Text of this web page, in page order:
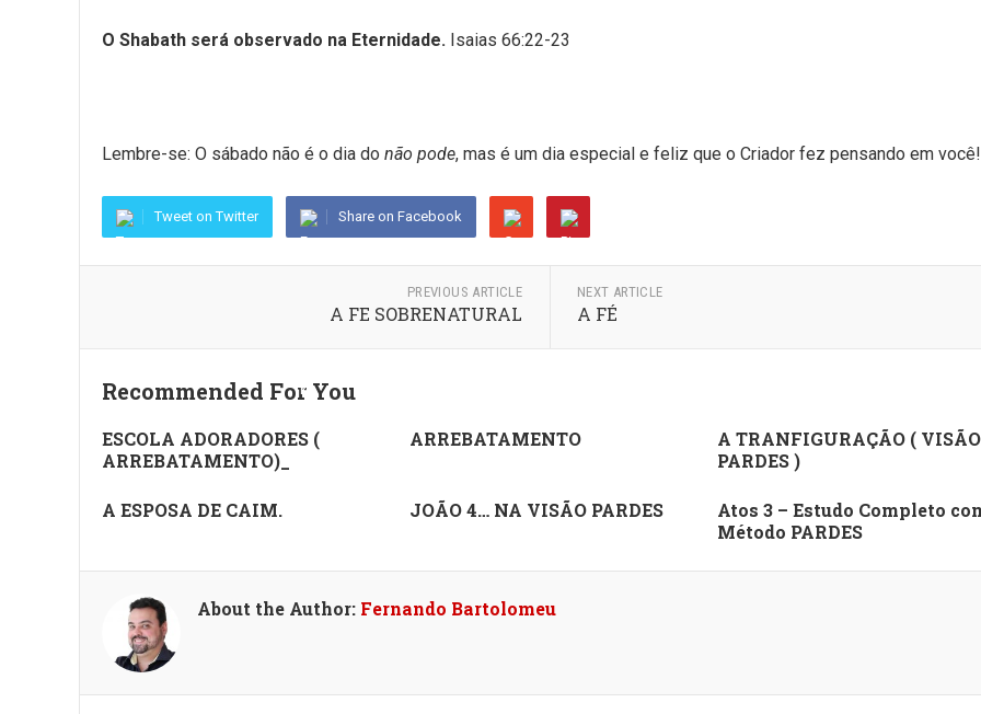
O Shabath será observado na Eternidade. Isaias 66:22-23
Lembre-se: O sábado não é o dia do não pode, mas é um dia especial e feliz que o Criador fez pensando em você!
Tweet on Twitter Share on Facebook
PREVIOUS ARTICLE
A FE SOBRENATURAL
NEXT ARTICLE
A FÉ
Recommended For You
ESCOLA ADORADORES (
ARREBATAMENTO)_
ARREBATAMENTO
A TRANFIGURAÇÃO ( VISÃO
PARDES )
A ESPOSA DE CAIM. JOÃO 4… NA VISÃO PARDES
Atos 3 – Estudo Completo
Método PARDES
About the Author: Fernando Bartolomeu